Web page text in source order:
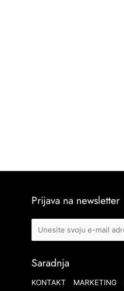
Prijava na newsletter
Saradnja
KONTAKT MARKETING